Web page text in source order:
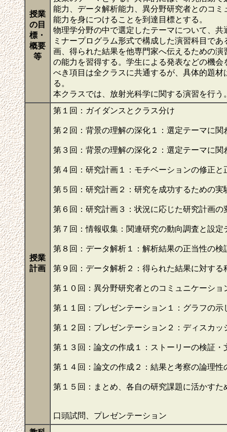
授業
の目
標・
概要
等
能力、データ解析能力、異分野研究者とのコ
能力を身につけることを到達目標とする。
物理学分野の中で選定したテーマについて、
ミナープログラム形式で構成した演習科目で
画、得られた結果を他専門家へ伝えるための
の能力を習得する。学生による発表などの機
べき項目は全クラスに共通するが、具体的題
る。
本クラスでは、放射光科学に関する演習を行う
授業
計画
第１回：ガイダンスとクラス分け
第２回：背景の理解の深化１：選定テーマに
第３回：背景の理解の深化２：選定テーマに
第４回：研究計画１：モチベーションの修正と
第５回：研究計画２：研究を成功するための
第６回：研究計画３：状況に応じた研究計画
第７回：情報収集：関連研究の動向調査と設定
第８回：データ解析１：解析結果の正当性の検
第９回：データ解析２：得られた結果に対する
第１０回：異分野研究者とのコミュニケーシ
第１１回：プレゼンテーション１：グラフの示
第１２回：プレゼンテーション２：ディスカッ
第１３回：論文の作成１：ストーリーの検証・
第１４回：論文の作成２：結果と考察の論理性
第１５回：まとめ、各自の研究課題に活かすた
口頭試問、プレゼンテーション